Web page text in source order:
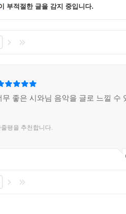
부적절한 글을 감지 중입니다.
무 좋은 시와님 음악을 글로 느낄 수
평을 추천합니다.